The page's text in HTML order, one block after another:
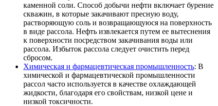
каменной соли. Способ добычи нефти включает бурение
скважин, в которые закачивают пресную воду,
растворяющую соль и возвращающуюся на поверхность
в виде рассола. Нефть извлекается путем ее вытеснения
к поверхности посредством закачивания воды или
рассола. Избыток рассола следует очистить перед
сбросом.
Химическая и фармацевтическая промышленность: В
химической и фармацевтической промышленности
рассол часто используется в качестве охлаждающей
жидкости, благодаря его свойствам, низкой цене и
низкой токсичности.